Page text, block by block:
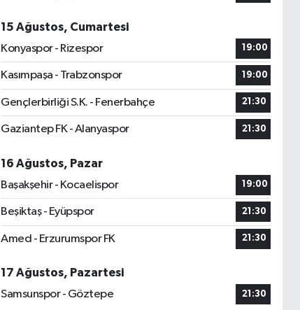
15 Ağustos, Cumartesi
Konyaspor - Rizespor
19:00
Kasımpaşa - Trabzonspor 19:00
Gençlerbirliği S.K. - Fenerbahçe 21:30
Gaziantep FK - Alanyaspor 21:30
16 Ağustos, Pazar
Başakşehir - Kocaelispor
19:00
Beşiktaş - Eyüpspor 21:30
Amed - Erzurumspor FK 21:30
17 Ağustos, Pazartesi
Samsunspor - Göztepe
21:30